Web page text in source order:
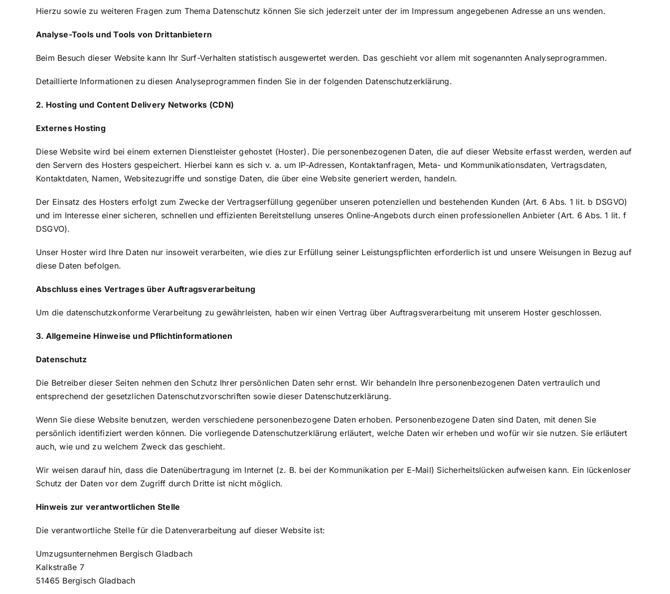
Hierzu sowie zu weiteren Fragen zum Thema Datenschutz können Sie sich jederzeit unter der im Impressum angegebenen Adresse an uns wenden.
Analyse-Tools und Tools von Dritt­anbietern
Beim Besuch dieser Website kann Ihr Surf-Verhalten statistisch ausgewertet werden. Das geschieht vor allem mit sogenannten Analyseprogrammen.
Detaillierte Informationen zu diesen Analyseprogrammen finden Sie in der folgenden Datenschutzerklärung.
2. Hosting und Content Delivery Networks (CDN)
Externes Hosting
Diese Website wird bei einem externen Dienstleister gehostet (Hoster). Die personenbezogenen Daten, die auf dieser Website erfasst werden, werden auf
den Servern des Hosters gespeichert. Hierbei kann es sich v. a. um IP-Adressen, Kontaktanfragen, Meta- und Kommunikationsdaten, Vertragsdaten,
Kontaktdaten, Namen, Websitezugriffe und sonstige Daten, die über eine Website generiert werden, handeln.
Der Einsatz des Hosters erfolgt zum Zwecke der Vertragserfüllung gegenüber unseren potenziellen und bestehenden Kunden (Art. 6 Abs. 1 lit. b DSGVO)
und im Interesse einer sicheren, schnellen und effizienten Bereitstellung unseres Online-Angebots durch einen professionellen Anbieter (Art. 6 Abs. 1 lit. f
DSGVO).
Unser Hoster wird Ihre Daten nur insoweit verarbeiten, wie dies zur Erfüllung seiner Leistungspflichten erforderlich ist und unsere Weisungen in Bezug auf
diese Daten befolgen.
Abschluss eines Vertrages über Auftragsverarbeitung
Um die datenschutzkonforme Verarbeitung zu gewährleisten, haben wir einen Vertrag über Auftragsverarbeitung mit unserem Hoster geschlossen.
3. Allgemeine Hinweise und Pflicht­informationen
Datenschutz
Die Betreiber dieser Seiten nehmen den Schutz Ihrer persönlichen Daten sehr ernst. Wir behandeln Ihre personenbezogenen Daten vertraulich und
entsprechend der gesetzlichen Datenschutzvorschriften sowie dieser Datenschutzerklärung.
Wenn Sie diese Website benutzen, werden verschiedene personenbezogene Daten erhoben. Personenbezogene Daten sind Daten, mit denen Sie
persönlich identifiziert werden können. Die vorliegende Datenschutzerklärung erläutert, welche Daten wir erheben und wofür wir sie nutzen. Sie erläutert
auch, wie und zu welchem Zweck das geschieht.
Wir weisen darauf hin, dass die Datenübertragung im Internet (z. B. bei der Kommunikation per E-Mail) Sicherheitslücken aufweisen kann. Ein lückenloser
Schutz der Daten vor dem Zugriff durch Dritte ist nicht möglich.
Hinweis zur verantwortlichen Stelle
Die verantwortliche Stelle für die Datenverarbeitung auf dieser Website ist:
Umzugsunternehmen Bergisch Gladbach
Kalkstraße 7
51465 Bergisch Gladbach